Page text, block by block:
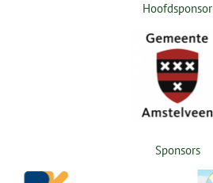
Hoofdsponsor
Sponsors